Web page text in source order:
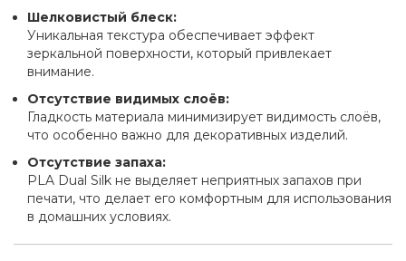
Шелковистый блеск:
Уникальная текстура обеспечивает эффект
зеркальной поверхности, который привлекает
внимание.
Отсутствие видимых слоёв:
Гладкость материала минимизирует видимость слоёв,
что особенно важно для декоративных изделий.
Отсутствие запаха:
PLA Dual Silk не выделяет неприятных запахов при
печати, что делает его комфортным для использования
в домашних условиях.